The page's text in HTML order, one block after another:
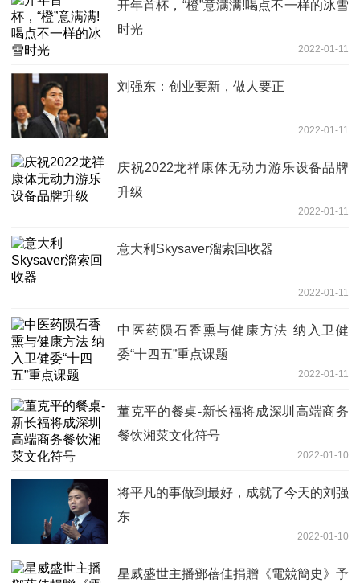
开年首杯，“橙”意满满!喝点不一样的冰雪
时光
2022-01-11
刘强东：创业要新，做人要正
2022-01-11
庆祝2022龙祥康体无动力游乐设备品牌
升级
2022-01-11
意大利Skysaver溜索回收器
2022-01-11
中医药陨石香熏与健康方法 纳入卫健
委“十四五”重点课题
2022-01-11
董克平的餐桌-新长福将成深圳高端商务
餐饮湘菜文化符号
2022-01-10
将平凡的事做到最好，成就了今天的刘强
东
2022-01-10
星威盛世主播鄧蓓佳捐贈《電競簡史》予